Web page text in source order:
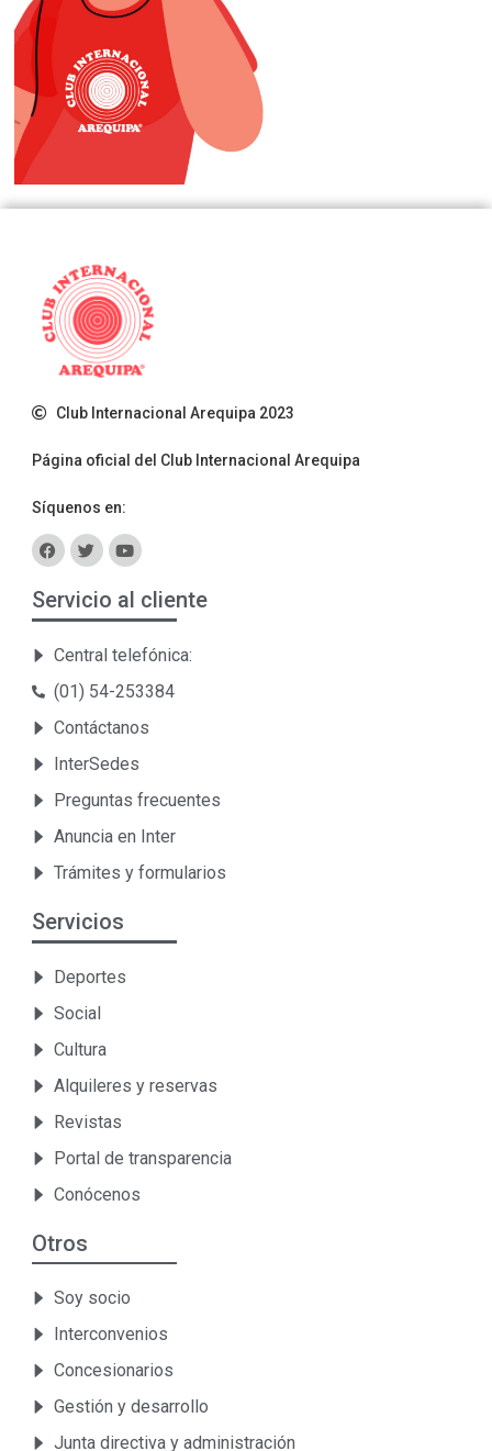
Club Internacional Arequipa 2023
Página oficial del Club Internacional Arequipa
Síquenos en:
Servicio al cliente
Central telefónica:
(01) 54-253384
Contáctanos
InterSedes
Preguntas frecuentes
Anuncia en Inter
Trámites y formularios
Servicios
Deportes
Social
Cultura
Alquileres y reservas
Revistas
Portal de transparencia
Conócenos
Otros
Soy socio
Interconvenios
Concesionarios
Gestión y desarrollo
Junta directiva y administración